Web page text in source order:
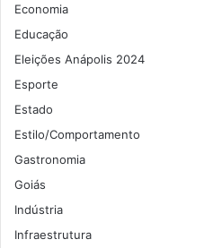
Economia
Educação
Eleições Anápolis 2024
Esporte
Estado
Estilo/Comportamento
Gastronomia
Goiás
Indústria
Infraestrutura